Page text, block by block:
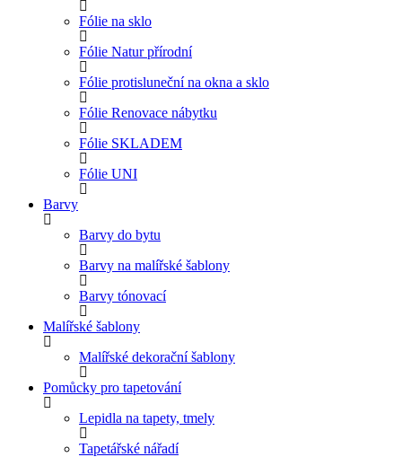
Fólie na sklo
Fólie Natur přírodní
Fólie protisluneční na okna a sklo
Fólie Renovace nábytku
Fólie SKLADEM
Fólie UNI
Barvy
Barvy do bytu
Barvy na malířské šablony
Barvy tónovací
Malířské šablony
Malířské dekorační šablony
Pomůcky pro tapetování
Lepidla na tapety, tmely
Tapetářské nářadí